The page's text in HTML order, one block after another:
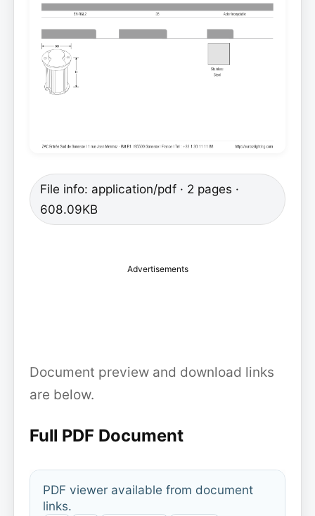
File info: application/pdf · 2 pages ·
608.09KB
Advertisements
Document preview and download links
are below.
Full PDF Document
PDF viewer available from document
links.